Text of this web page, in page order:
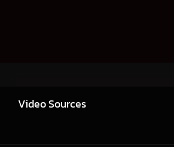
Video Sources